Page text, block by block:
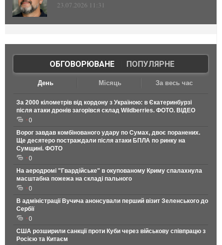
23.07.2026 11:31
ОБГОВОРЮВАНЕ| ПОПУЛЯРНЕ
День Місяць За весь час
За 2000 кілометрів від кордону з Україною: в Єкатеринбурзі
після атаки дронів загорівся склад Wildberries. ФОТО. ВІДЕО
0
Ворог завдав комбінованого удару по Сумах, двоє поранених.
Ще десятеро постраждали після атаки БПЛА по ринку на
Сумщині. ФОТО
0
На аеродромі "Гвардійське" в окупованому Криму спалахнула
масштабна пожежа на складі пального
0
В адміністрації Вучича анонсували перший візит Зеленського до
Сербії
0
США розширили санкції проти Куби через військову співпрацю з
Росією та Китаєм